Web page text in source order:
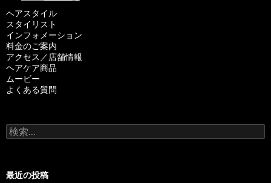
ヘアスタイル
スタイリスト
インフォメーション
料金のご案内
アクセス／店舗情報
ヘアケア商品
ムービー
よくある質問
検
索
最近の投稿